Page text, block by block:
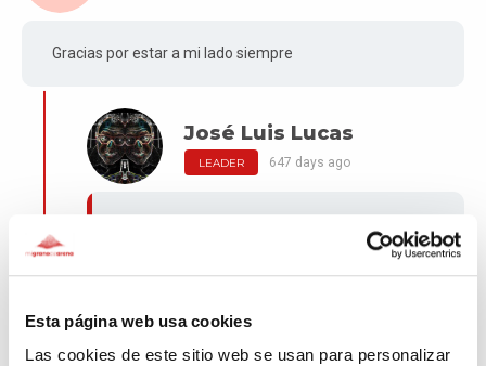
Esta página web usa cookies
Las cookies de este sitio web se usan para personalizar
Gracias por estar a mi lado siempre
José Luis Lucas
LEADER 647 days ago
Sin duda ese agradeciendo que manifiestas
al final recibimos algo maravilloso, el
agradecimiento.